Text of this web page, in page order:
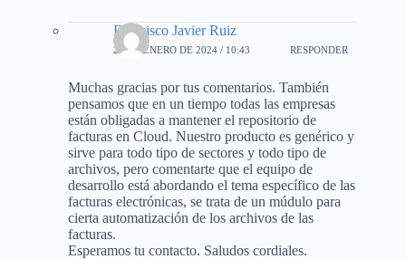
Francisco Javier Ruiz
25 DE ENERO DE 2024 / 10:43 RESPONDER
Muchas gracias por tus comentarios. También
pensamos que en un tiempo todas las empresas
están obligadas a mantener el repositorio de
facturas en Cloud. Nuestro producto es genérico y
sirve para todo tipo de sectores y todo tipo de
archivos, pero comentarte que el equipo de
desarrollo está abordando el tema específico de las
facturas electrónicas, se trata de un múdulo para
cierta automatización de los archivos de las
facturas.
Esperamos tu contacto. Saludos cordiales.